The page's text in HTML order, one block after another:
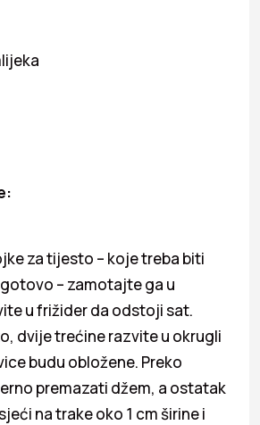
za tijesto – koje treba biti
– zamotajte ga u
u frižider da odstoji sat.
dvije trećine razvite u okrugli
budu obložene. Preko
premazati džem, a ostatak
na trake oko 1 cm širine i